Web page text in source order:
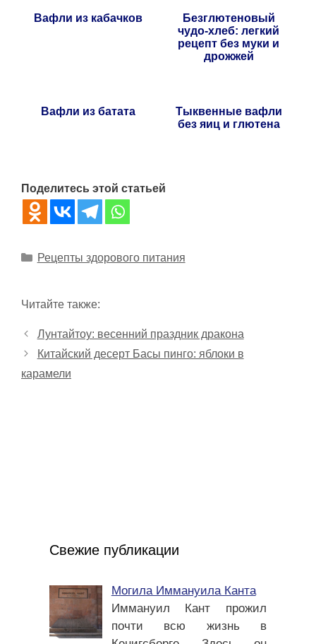
Вафли из кабачков
Безглютеновый
чудо-хлеб: легкий
рецепт без муки и
дрожжей
Вафли из батата
Тыквенные вафли
без яиц и глютена
Поделитесь этой статьей
Рубрики
Рецепты здорового питания
Читайте также:
Лунтайтоу: весенний праздник дракона
Китайский десерт Басы пинго: яблоки в
карамели
Свежие публикации
Могила Иммануила Канта
Иммануил Кант прожил
почти всю жизнь в